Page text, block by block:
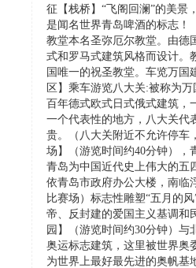
征【栈桥】“飞阁回澜”的美景
是闻名世界青岛啤酒的标志！
教堂本名圣弥厄尔教堂。由德
式和罗马式建筑风格而设计。
国唯一的祝圣教堂。车览万国
区】乘车游览八大关:被称为
百年德式欧式日式俄式建筑，
一个代表性的地方，八大关代
贵。（八大关附近不允许停车
场】（游览时间约40分钟），
青岛为中国近代史上伟大的五
依青岛市政府办公大楼，南临
比赛场）标志性雕塑“五月的
帝、反封建的爱国主义基调和
园】（游览时间约30分钟）与
奥运标志建筑，这里被世界奥
为世界上最好最先进的奥帆基